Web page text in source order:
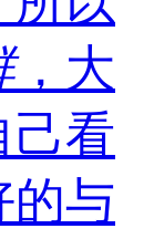
，大
己看
的与